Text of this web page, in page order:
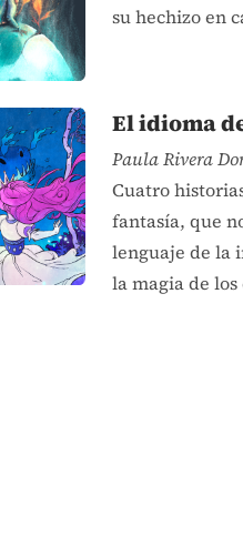
su hechizo en
El idioma
Paula Rivera
Cuatro
fantasía, que
lenguaje de la
la magia de los